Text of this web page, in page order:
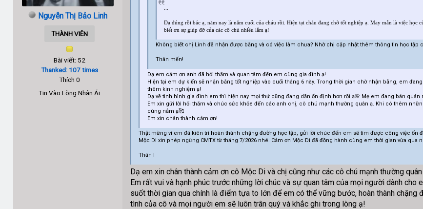
Nguyễn Thị Bảo Linh
THÀNH VIÊN
Bài viết: 52
Thanked: 107 times
Thích 0
Tin Vào Lòng Nhân Ái
Dạ đúng rồi bác ạ, năm nay là năm cuối của cháu rồi. Hiện tại cháu đang chờ tốt nghiệp ạ. May mắn là việc
biết ơn sự giúp đỡ của các cô chú nhiều lắm ạ!
Không biết chị Linh đã nhận được bằng và có việc làm chưa? Nhờ chị cập nhật thêm thông tin học
Thân mến!
Dạ em cảm ơn anh đã hỏi thăm và quan tâm đến em cùng gia đình ạ!
Hiện tại em dự kiến sẽ nhận bằng tốt nghiệp vào cuối tháng 6 này. Trong thời gian chờ nhận bằng, em
thêm kinh nghiệm ạ!
Dạ về tình hình gia đình em thì hiện nay mọi thứ cũng đang dần ổn định hơn rồi ạ🌸 Mẹ em đang bán
Em xin gửi lời hỏi thăm và chúc sức khỏe đến các anh chị, cô chú mạnh thường quân ạ. Khi có thêm
cùng nắm ạ🥰
Em xin chân thành cảm ơn!
Thật mừng vì em đã kiên trì hoàn thành chặng đường học tập, gửi lời chúc đến em sẽ tìm được công việc ổn
Mộc Di xin phép ngừng CMTX từ tháng 7/2026 nhé. Cảm ơn Mộc Di đã đồng hành cùng em thời gian vừa qua
Thân !
Dạ em xin chân thành cảm ơn cô Mộc Di và chị cũng như các cô chú mạnh thường
Em rất vui và hạnh phúc trước những lời chúc và sự quan tâm của mọi người dành
suốt thời gian qua chính là điểm tựa to lớn để em có thể vững bước, hoàn thành
tình của cô và mọi người em sẽ luôn trân quý và khắc ghi trong lòng ạ!